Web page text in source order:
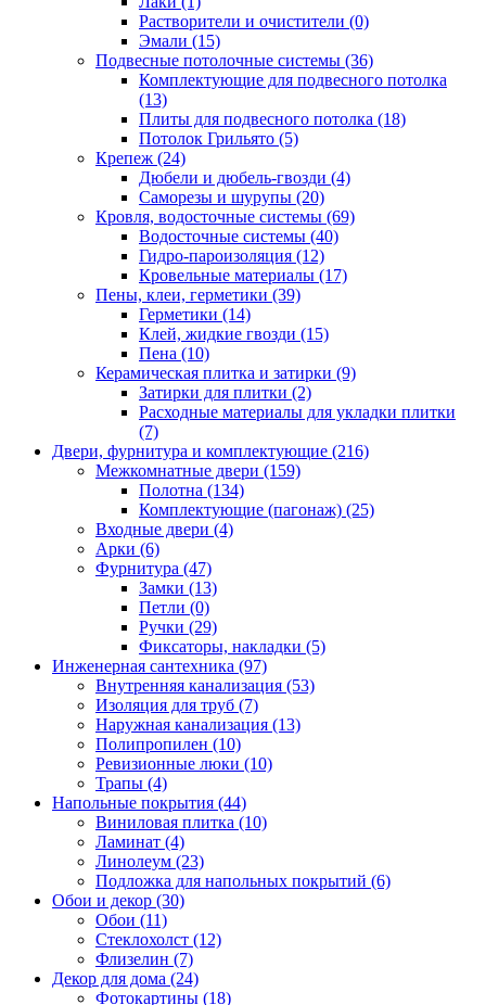
Растворители и очистители (0)
Эмали (15)
Подвесные потолочные системы (36)
Комплектующие для подвесного потолка
(13)
Плиты для подвесного потолка (18)
Потолок Грильято (5)
Крепеж (24)
Дюбели и дюбель-гвозди (4)
Саморезы и шурупы (20)
Кровля, водосточные системы (69)
Водосточные системы (40)
Гидро-пароизоляция (12)
Кровельные материалы (17)
Пены, клеи, герметики (39)
Герметики (14)
Клей, жидкие гвозди (15)
Пена (10)
Керамическая плитка и затирки (9)
Затирки для плитки (2)
Расходные материалы для укладки плитки
(7)
Двери, фурнитура и комплектующие (216)
Межкомнатные двери (159)
Полотна (134)
Комплектующие (пагонаж) (25)
Входные двери (4)
Арки (6)
Фурнитура (47)
Замки (13)
Петли (0)
Ручки (29)
Фиксаторы, накладки (5)
Инженерная сантехника (97)
Внутренняя канализация (53)
Изоляция для труб (7)
Наружная канализация (13)
Полипропилен (10)
Ревизионные люки (10)
Трапы (4)
Напольные покрытия (44)
Виниловая плитка (10)
Ламинат (4)
Линолеум (23)
Подложка для напольных покрытий (6)
Обои и декор (30)
Обои (11)
Стеклохолст (12)
Флизелин (7)
Декор для дома (24)
Фотокартины (18)